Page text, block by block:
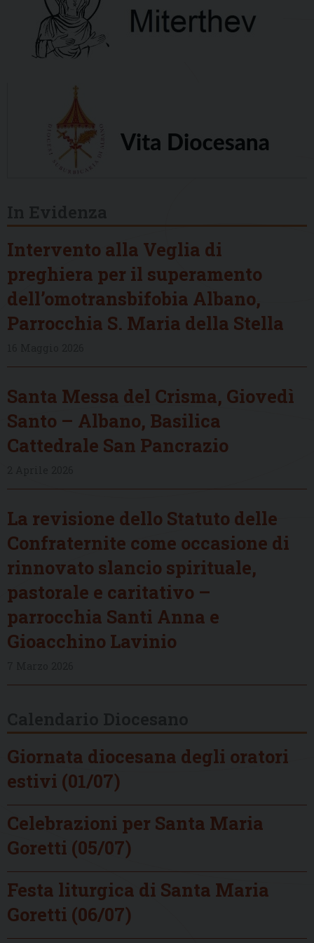
Intervento alla Veglia di
preghiera per il superamento
dell’omotransbifobia Albano,
Parrocchia S. Maria della Stella
Santa Messa del Crisma, Giovedì
Santo – Albano, Basilica
Cattedrale San Pancrazio
La revisione dello Statuto delle
Confraternite come occasione di
rinnovato slancio spirituale,
pastorale e caritativo –
parrocchia Santi Anna e
Gioacchino Lavinio
Giornata diocesana degli oratori
estivi (01/07)
Celebrazioni per Santa Maria
Goretti (05/07)
Festa liturgica di Santa Maria
Goretti (06/07)